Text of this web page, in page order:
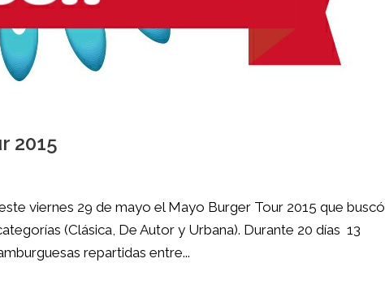
2015
viernes 29 de mayo el Mayo Burger Tour 2015 que buscó
(Clásica, De Autor y Urbana). Durante 20 días 13
repartidas entre...